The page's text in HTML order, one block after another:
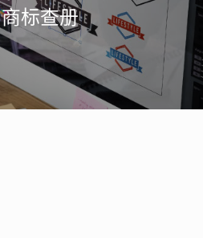
商标查册